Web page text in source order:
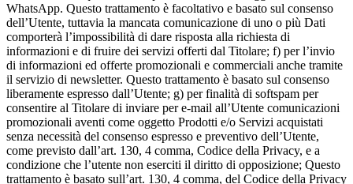
WhatsApp. Questo trattamento è facoltativo e basato sul consenso
dell’Utente, tuttavia la mancata comunicazione di uno o più Dati
comporterà l’impossibilità di dare risposta alla richiesta di
informazioni e di fruire dei servizi offerti dal Titolare; f) per l’invio
di informazioni ed offerte promozionali e commerciali anche tramite
il servizio di newsletter. Questo trattamento è basato sul consenso
liberamente espresso dall’Utente; g) per finalità di softspam per
consentire al Titolare di inviare per e-mail all’Utente comunicazioni
promozionali aventi come oggetto Prodotti e/o Servizi acquistati
senza necessità del consenso espresso e preventivo dell’Utente,
come previsto dall’art. 130, 4 comma, Codice della Privacy, e a
condizione che l’utente non eserciti il diritto di opposizione; Questo
trattamento è basato sull’art. 130, 4 comma, del Codice della Privacy